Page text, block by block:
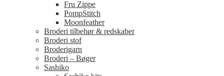
Fru Zippe
PompStitch
Moonfeather
Broderi tilbehør & redskaber
Broderi stof
Broderigarn
Broderi – Bøger
Sashiko